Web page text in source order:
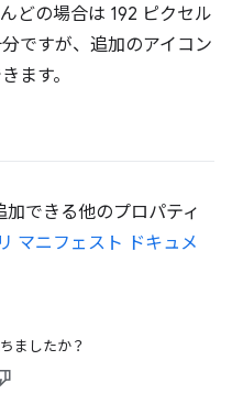
どの場合は 192 ピクセル
ですが、追加のアイコン
ます。
できる他のプロパティ
マニフェスト ドキュメ
ましたか？